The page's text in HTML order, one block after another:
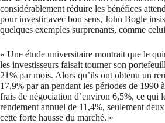
considérablement réduire les bénéfices
pour investir avec bon sens, John Bogle
quelques exemples surprenants, comme
« Une étude universitaire montrait que le
les investisseurs faisait tourner son
21% par mois. Alors qu’ils ont obtenu un
17,9% par an pendant les périodes de 1990
frais de négociation d’environ 6,5%, ce qui
rendement annuel de 11,4%, seulement
cette forte hausse du marché. »